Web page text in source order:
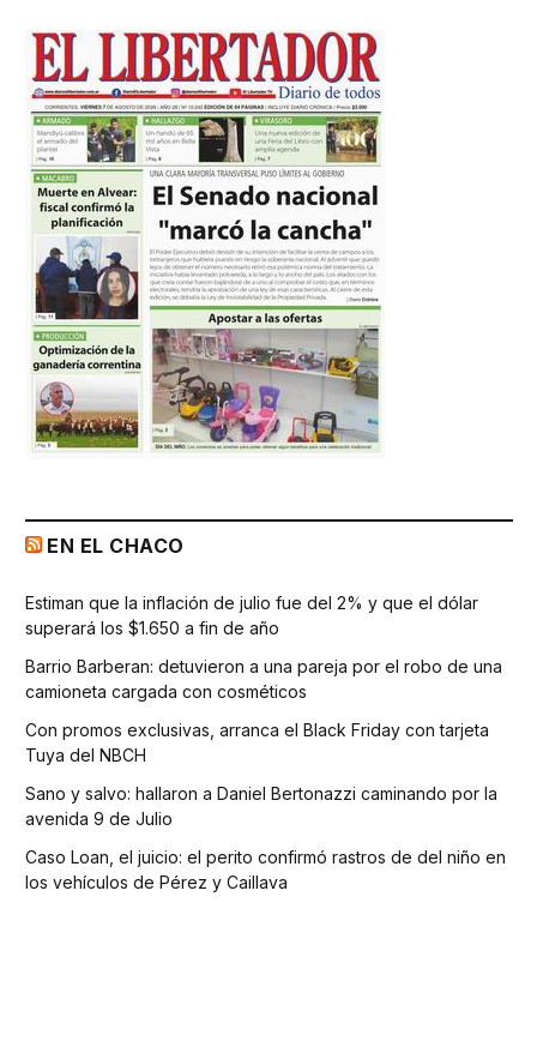
EN EL CHACO
Estiman que la inflación de julio fue del 2% y que el dólar
superará los $1.650 a fin de año
Barrio Barberan: detuvieron a una pareja por el robo de una
camioneta cargada con cosméticos
Con promos exclusivas, arranca el Black Friday con tarjeta
Tuya del NBCH
Sano y salvo: hallaron a Daniel Bertonazzi caminando por la
avenida 9 de Julio
Caso Loan, el juicio: el perito confirmó rastros de del niño en
los vehículos de Pérez y Caillava